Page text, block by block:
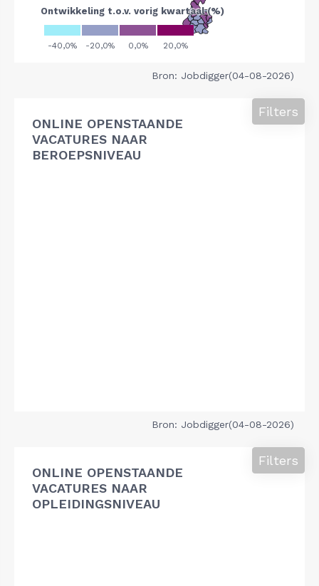
Bron: Jobdigger(04-08-2026)
ONLINE OPENSTAANDE
VACATURES NAAR
BEROEPSNIVEAU
Filters
Bron: Jobdigger(04-08-2026)
ONLINE OPENSTAANDE
VACATURES NAAR
OPLEIDINGSNIVEAU
Filters